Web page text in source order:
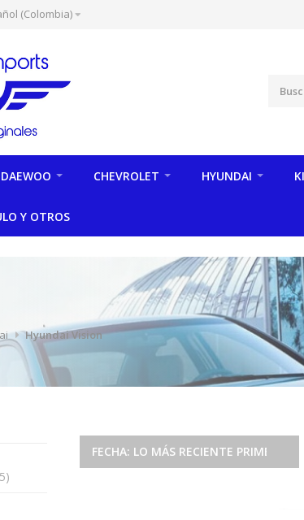
(Colombia)
DAEWOO CHEVROLET HYUNDAI
Y OTROS
Hyundai Vision
FECHA: LO MÁS RECIENTE PRIMERO